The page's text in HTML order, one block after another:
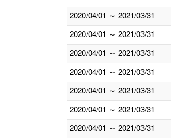
2020/04/01 ～ 2021/03/31
2020/04/01 ～ 2021/03/31
2020/04/01 ～ 2021/03/31
2020/04/01 ～ 2021/03/31
2020/04/01 ～ 2021/03/31
2020/04/01 ～ 2021/03/31
2020/04/01 ～ 2021/03/31